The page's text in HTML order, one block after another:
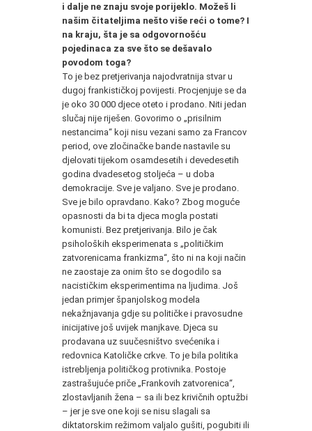
i dalje ne znaju svoje porijeklo. Možeš li
našim čitateljima nešto više reći o tome? I
na kraju, šta je sa odgovornošću
pojedinaca za sve što se dešavalo
povodom toga?
To je bez pretjerivanja najodvratnija stvar u
dugoj frankističkoj povijesti. Procjenjuje se da
je oko 30 000 djece oteto i prodano. Niti jedan
slučaj nije riješen. Govorimo o „prisilnim
nestancima“ koji nisu vezani samo za Francov
period, ove zločinačke bande nastavile su
djelovati tijekom osamdesetih i devedesetih
godina dvadesetog stoljeća – u doba
demokracije. Sve je valjano. Sve je prodano.
Sve je bilo opravdano. Kako? Zbog moguće
opasnosti da bi ta djeca mogla postati
komunisti. Bez pretjerivanja. Bilo je čak
psiholoških eksperimenata s „političkim
zatvorenicama frankizma“, što ni na koji način
ne zaostaje za onim što se dogodilo sa
nacističkim eksperimentima na ljudima. Još
jedan primjer španjolskog modela
nekažnjavanja gdje su političke i pravosudne
inicijative još uvijek manjkave. Djeca su
prodavana uz suučesništvo svećenika i
redovnica Katoličke crkve. To je bila politika
istrebljenja političkog protivnika. Postoje
zastrašujuće priče „Frankovih zatvorenica“,
zlostavljanih žena – sa ili bez krivičnih optužbi
– jer je sve one koji se nisu slagali sa
diktatorskim režimom valjalo gušiti, pogubiti ili